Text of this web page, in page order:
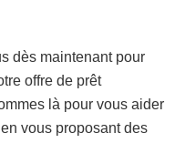
dès maintenant pour
offre de prêt
là pour vous aider
vous proposant des